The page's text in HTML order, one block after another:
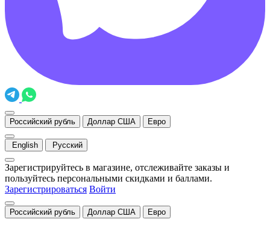
Российский рубль Доллар США Евро
English Русский
Зарегистрируйтесь в магазине, отслеживайте заказы и
пользуйтесь персональными скидками и баллами.
Зарегистрироваться Войти
Российский рубль Доллар США Евро